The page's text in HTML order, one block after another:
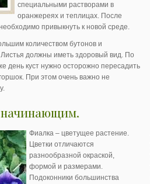
специальными растворами в
оранжереях и теплицах. После
привыкнуть к новой среде.
количеством бутонов и
должны иметь здоровый вид. По
день куст нужно осторожно пересадить
При этом очень важно не
Фиалка – цветущее растение.
Цветки отличаются
разнообразной окраской,
формой и размерами.
Подоконники большинства